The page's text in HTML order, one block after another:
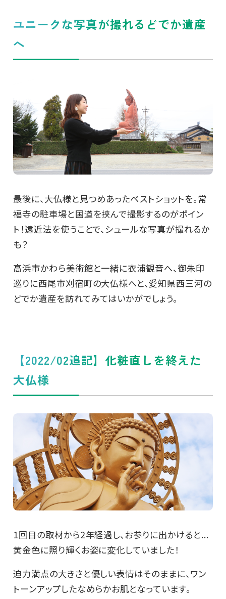
ユニークな写真が撮れるどでか遺産
へ
最後に、大仏様と見つめあったベストショットを。常
福寺の駐車場と国道を挟んで撮影するのがポイン
ト！遠近法を使うことで、シュールな写真が撮れるか
も？
高浜市かわら美術館と一緒に衣浦観音へ、御朱印
巡りに西尾市刈宿町の大仏様へと、愛知県西三河の
どでか遺産を訪れてみてはいかがでしょう。
【2022/02追記】化粧直しを終えた
大仏様
1回目の取材から2年経過し、お参りに出かけると...
黄金色に照り輝くお姿に変化していました！
迫力満点の大きさと優しい表情はそのままに、ワン
トーンアップしたなめらかお肌となっています。